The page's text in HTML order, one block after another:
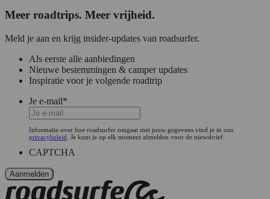
Meer roadtrips. Meer vrijheid.
Meld je aan en krijg insider-updates van roadsurfer.
Als eerste alle aanbiedingen
Nieuwe bestemmingen & camper updates
Inspiratie voor je volgende roadtrip
Je e-mail*
Informatie over hoe roadsurfer omgaat met jouw gegevens vind je in ons
privacybeleid . Je kunt je op elk moment afmelden voor de niewsbrief.
CAPTCHA